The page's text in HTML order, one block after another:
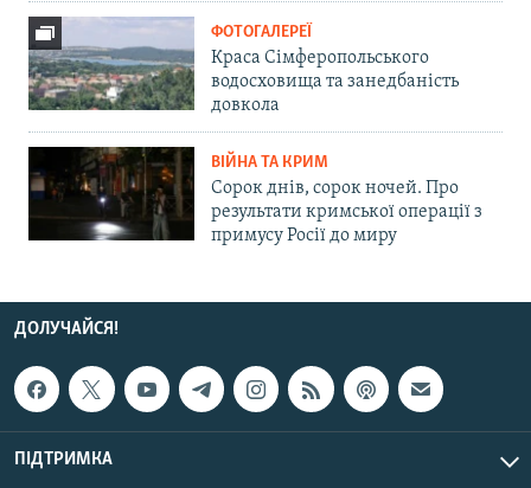
ФОТОГАЛЕРЕЇ
Краса Сімферопольського
водосховища та занедбаність
довкола
ВІЙНА ТА КРИМ
Сорок днів, сорок ночей. Про
результати кримської операції з
примусу Росії до миру
ДОЛУЧАЙСЯ!
ПІДТРИМКА